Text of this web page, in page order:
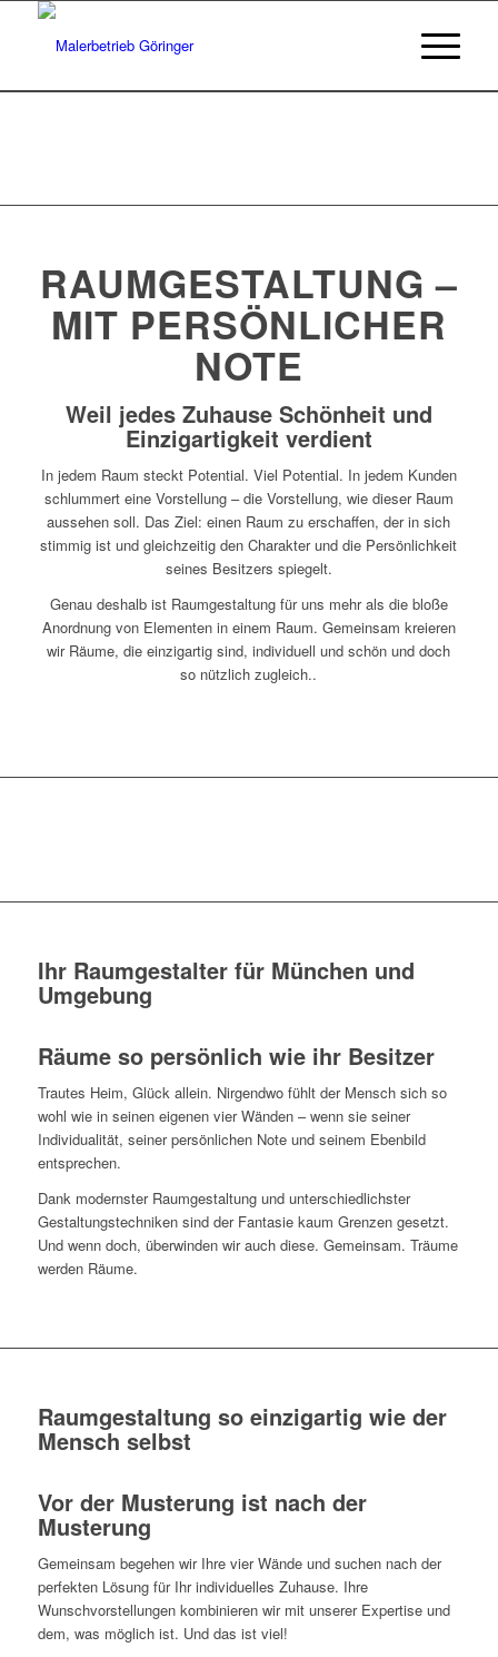
RAUMGESTALTUNG–
MIT PERSÖNLICHER
NOTE
Weil jedes Zuhause Schönheit und
Einzigartigkeit verdient
In jedem Raum steckt Potential. Viel Potential. In jedem Kunden
schlummert eine Vorstellung – die Vorstellung, wie dieser Raum
aussehen soll. Das Ziel: einen Raum zu erschaffen, der in sich
stimmig ist und gleichzeitig den Charakter und die Persönlichkeit
seines Besitzers spiegelt.
Genau deshalb ist Raumgestaltung für uns mehr als die bloße
Anordnung von Elementen in einem Raum. Gemeinsam kreieren
wir Räume, die einzigartig sind, individuell und schön und doch
so nützlich zugleich..
Ihr Raumgestalter für München und
Umgebung
Räume so persönlich wie ihr Besitzer
Trautes Heim, Glück allein. Nirgendwo fühlt der Mensch sich so
wohl wie in seinen eigenen vier Wänden – wenn sie seiner
Individualität, seiner persönlichen Note und seinem Ebenbild
entsprechen.
Dank modernster Raumgestaltung und unterschiedlichster
Gestaltungstechniken sind der Fantasie kaum Grenzen gesetzt.
Und wenn doch, überwinden wir auch diese. Gemeinsam. Träume
werden Räume.
Raumgestaltung so einzigartig wie der
Mensch selbst
Vor der Musterung ist nach der
Musterung
Gemeinsam begehen wir Ihre vier Wände und suchen nach der
perfekten Lösung für Ihr individuelles Zuhause. Ihre
Wunschvorstellungen kombinieren wir mit unserer Expertise und
dem, was möglich ist. Und das ist viel!